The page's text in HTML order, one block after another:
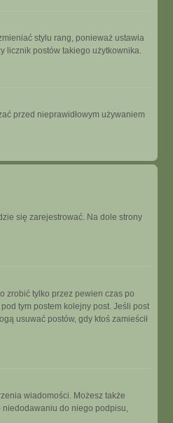
stylu rang, ponieważ ustawia
licznik postów takiego użytkownika.
przed nieprawidłowym używaniem
się zarejestrować. Na dole strony
zrobić tylko przez pewien czas po
tym postem kolejny post. Jeśli post
usuwać postów, gdy ktoś zamieścił
wiadomości. Możesz także
niedodawaniu do niego podpisu,